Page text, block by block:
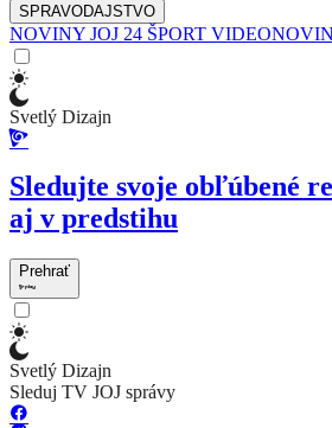
SPRAVODAJSTVO
NOVINY JOJ 24 ŠPORT
Svetlý Dizajn
Sledujte svoje obľúbené
aj v predstihu
Prehrať
Svetlý Dizajn
Sleduj TV JOJ správy